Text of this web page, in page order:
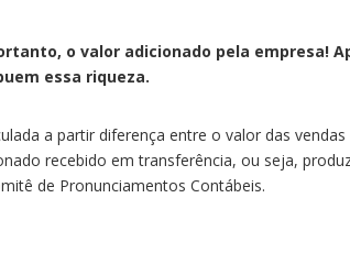
o valor adicionado pela empresa!
essa riqueza.
a partir diferença entre o valor das
recebido em transferência, ou seja,
de Pronunciamentos Contábeis.